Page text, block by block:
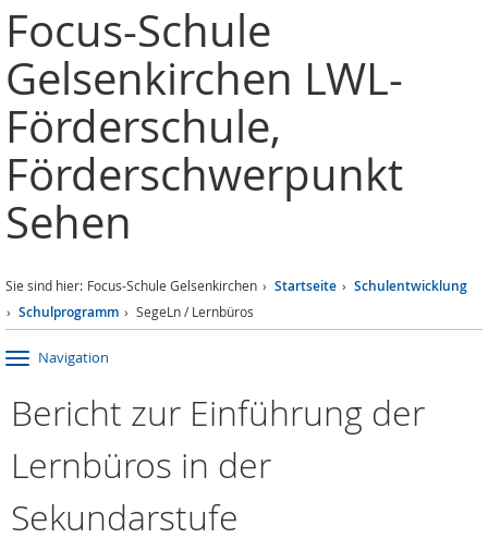
Focus-Schule
Gelsenkirchen LWL-
Förderschule,
Förderschwerpunkt
Sehen
Sie sind hier: Focus-Schule Gelsenkirchen Startseite
Schulentwicklung
Schulprogramm
SegeLn / Lernbüros
Navigation
Bericht zur Einführung der
Lernbüros in der
Sekundarstufe